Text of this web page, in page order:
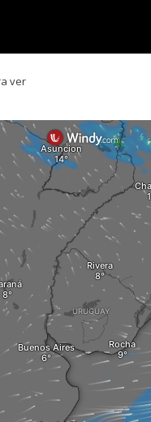
ver